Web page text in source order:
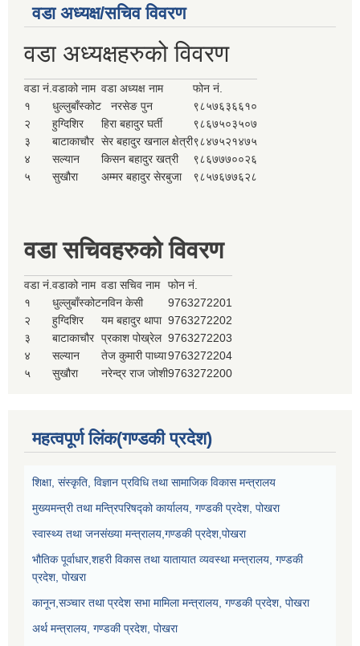
वडा अध्यक्ष/सचिव विवरण
वडा अध्यक्षहरुको विवरण
वडा नं. वडाको नाम वडा अध्यक्ष नाम
फोन नं.
१
धुल्लुबाँस्कोट नरसेङ पुन
९८५७६३६६१०
२
हुग्दिशिर हिरा बहादुर घर्ती
९८६७५०३५०७
३
बाटाकाचौर सेर बहादुर खनाल क्षेत्री९८४७५२१४७५
४
सल्यान किसन बहादुर खत्री
९८६७७७००२६
५
सुखौरा अम्मर बहादुर सेरबुजा ९८५७६७७६२८
वडा सचिवहरुको विवरण
वडा नं. वडाको नाम वडा सचिव नाम
फोन नं.
१
धुल्लुबाँस्कोटनविन केसी
9763272201
२
हुग्दिशिर यम बहादुर थापा 9763272202
३
बाटाकाचौर प्रकाश पोख्रेल 9763272203
४
सल्यान तेज कुमारी पाध्या9763272204
५
सुखौरा नरेन्द्र राज जोशी9763272200
महत्वपूर्ण लिंक(गण्डकी प्रदेश)
शिक्षा, संस्कृति, विज्ञान प्रविधि तथा सामाजिक विकास मन्त्रालय
मुख्यमन्त्री तथा मन्त्रिपरिषद्को कार्यालय, गण्डकी प्रदेश, पोखरा
स्वास्थ्य तथा जनसंख्या मन्त्रालय,गण्डकी प्रदेश,पोखरा
भौतिक पूर्वाधार,शहरी विकास तथा यातायात व्यवस्था मन्त्रालय, गण्डकी
प्रदेश, पोखरा
कानून,सञ्चार तथा प्रदेश सभा मामिला मन्त्रालय, गण्डकी प्रदेश, पोखरा
अर्थ मन्त्रालय, गण्डकी प्रदेश, पोखरा